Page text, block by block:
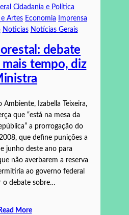
Cidadania e Política
Artes Economia
Imprensa
Noticias Notícias Gerais
debate
tempo, diz
Izabella Teixeira,
que “está na mesa da
a prorrogação do
que define punições a
junho deste ano para
não averbarem a reserva
ao governo federal
o debate sobre…
Read More